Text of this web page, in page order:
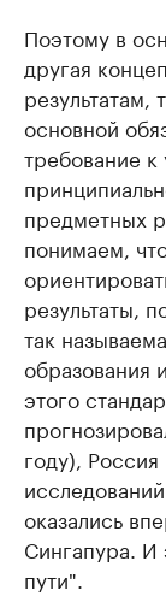
Поэтому в
другая
основной
требование
предметных
понимаем,
результаты,
так
образования
этого
году),
оказались
Сингапура. И
пути".